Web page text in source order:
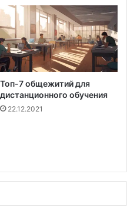
Топ-7 общежитий для
дистанционного обучения
22.12.2021